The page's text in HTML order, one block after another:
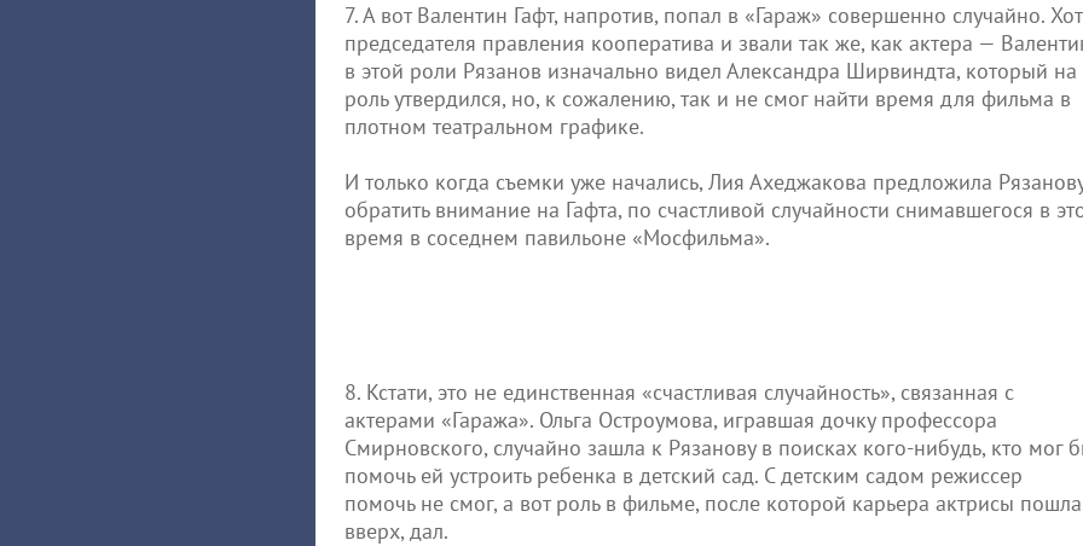
7. А вот Валентин Гафт, напротив, попал в «Гараж» совершенно случайно.
председателя правления кооператива и звали так же, как актера —
в этой роли Рязанов изначально видел Александра Ширвиндта, который на
роль утвердился, но, к сожалению, так и не смог найти время для фильма в
плотном театральном графике.
И только когда съемки уже начались, Лия Ахеджакова предложила
обратить внимание на Гафта, по счастливой случайности снимавшегося в
время в соседнем павильоне «Мосфильма».
8. Кстати, это не единственная «счастливая случайность», связанная с
актерами «Гаража». Ольга Остроумова, игравшая дочку профессора
Смирновского, случайно зашла к Рязанову в поисках кого-нибудь, кто мог
помочь ей устроить ребенка в детский сад. С детским садом режиссер
помочь не смог, а вот роль в фильме, после которой карьера актрисы пошла
вверх, дал.